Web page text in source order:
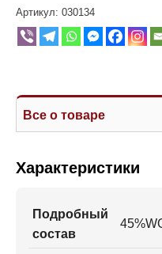
Артикул: 030134
Все о товаре
Характеристики
Подробный
состав